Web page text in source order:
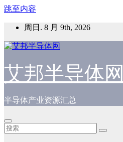
跳至内容
周日. 8 月 9th, 2026
艾邦半导体网
半导体产业资源汇总